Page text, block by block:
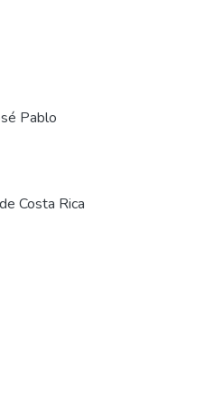
Pablo
Costa Rica